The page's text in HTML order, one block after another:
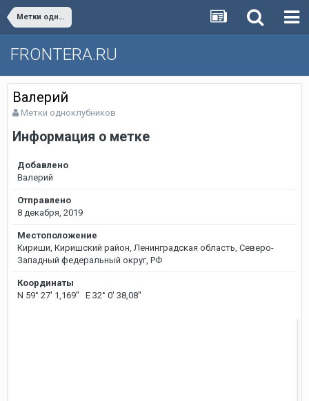
Метки одноклубников
FRONTERA.RU
Валерий
Метки одноклубников
Информация о метке
Добавлено
Валерий
Отправлено
8 декабря, 2019
Местоположение
Кириши, Киришский район, Ленинградская область, Северо-
Западный федеральный округ, РФ
Координаты
N 59° 27' 1,169'' E 32° 0' 38,08''